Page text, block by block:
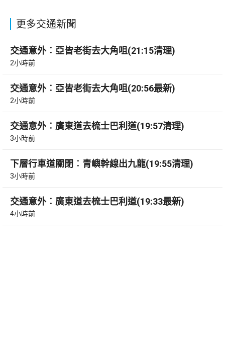
更多交通新聞
交通意外︰亞皆老街去大角咀(21:15清理)
2小時前
交通意外︰亞皆老街去大角咀(20:56最新)
2小時前
交通意外︰廣東道去梳士巴利道(19:57清理)
3小時前
下層行車道關閉︰青嶼幹線出九龍(19:55清理)
3小時前
交通意外︰廣東道去梳士巴利道(19:33最新)
4小時前